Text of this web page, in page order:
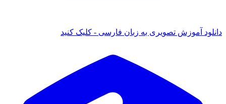
دانلود آموزش تصویری به زبان فارسی - کلیک کنید